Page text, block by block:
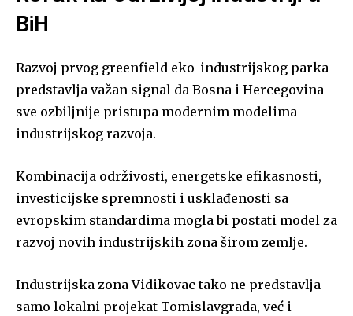
BiH
Razvoj prvog greenfield eko-industrijskog parka
predstavlja važan signal da Bosna i Hercegovina
sve ozbiljnije pristupa modernim modelima
industrijskog razvoja.
Kombinacija održivosti, energetske efikasnosti,
investicijske spremnosti i usklađenosti sa
evropskim standardima mogla bi postati model za
razvoj novih industrijskih zona širom zemlje.
Industrijska zona Vidikovac tako ne predstavlja
samo lokalni projekat Tomislavgrada, već i